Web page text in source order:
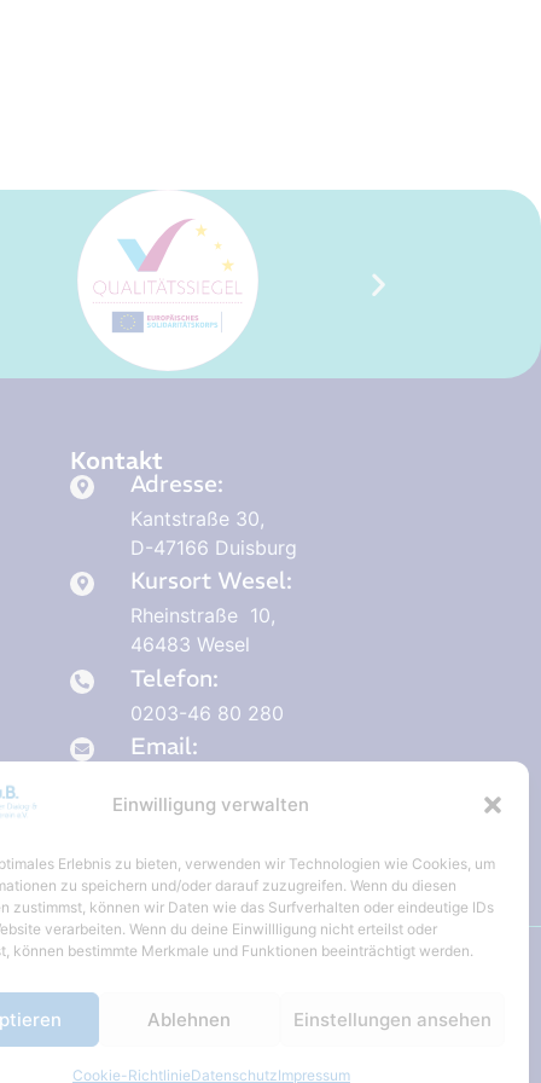
Einwilligung verwalten
Erlebnis zu bieten, verwenden wir Technologien wie Cookies, um
zu speichern und/oder darauf zuzugreifen. Wenn du diesen
zustimmst, können wir Daten wie das Surfverhalten oder eindeutige IDs
verarbeiten. Wenn du deine Einwillligung nicht erteilst oder
können bestimmte Merkmale und Funktionen beeinträchtigt werden.
Ablehnen Einstellungen ansehen
Cookie-RichtlinieDatenschutzImpressum
Kontakt
Adresse:
Kantstraße 30,
D-47166 Duisburg
Kursort Wesel:
Rheinstraße 10,
46483 Wesel
Telefon:
0203-46 80 280
Email: